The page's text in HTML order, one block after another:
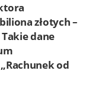
złotych –
dane
od